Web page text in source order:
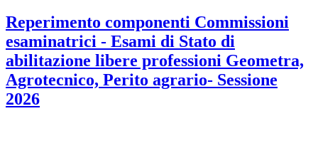
Reperimento componenti Commissioni
esaminatrici - Esami di Stato di
abilitazione libere professioni Geometra,
Agrotecnico, Perito agrario- Sessione
2026